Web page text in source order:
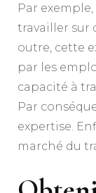
Par
travailler sur
outre, cette
par les
capacité à
Par
expertise.
marché du